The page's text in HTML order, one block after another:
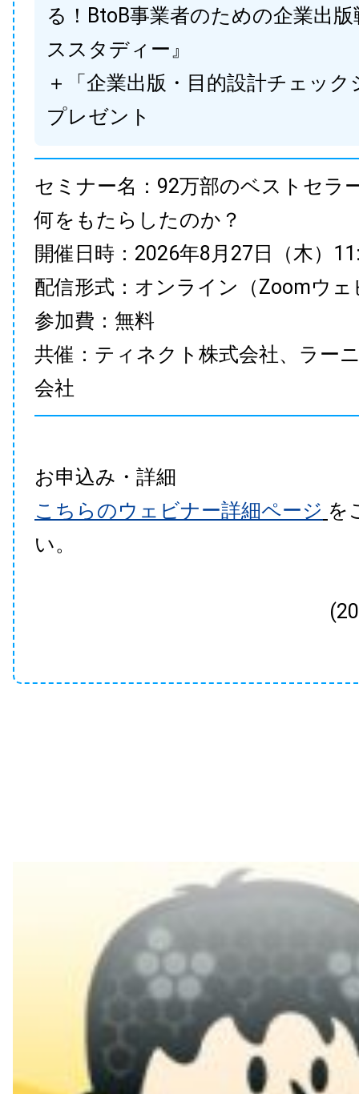
る！BtoB事業者のための企業出
ススタディー』
＋「企業出版・目的設計チェック
プレゼント
セミナー名：92万部のベストセラ
何をもたらしたのか？
開催日時：2026年8月27日（木）
配信形式：オンライン（Zoomウェ
参加費：無料
共催：ティネクト株式会社、ラー
会社
お申込み・詳細
こちらのウェビナー詳細ページ を
い。